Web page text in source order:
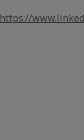
https://